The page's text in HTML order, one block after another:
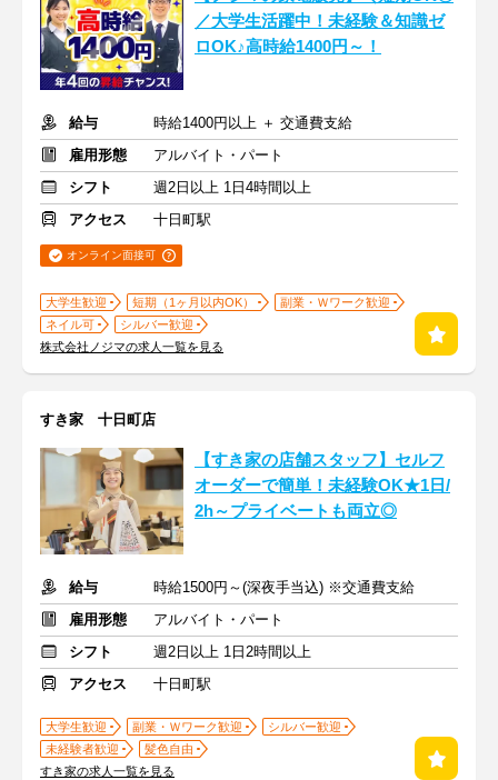
／大学生活躍中！未経験＆知識ゼ
ロOK♪高時給1400円～！
給与
時給1400円以上 ＋ 交通費支給
雇用形態
アルバイト・パート
シフト
週2日以上 1日4時間以上
アクセス
十日町駅
オンライン面接可
大学生歓迎 短期（1ヶ月以内OK）
副業・Ｗワーク歓迎
ネイル可
シルバー歓迎
株式会社ノジマの求人一覧を見る
すき家 十日町店
【すき家の店舗スタッフ】セルフ
オーダーで簡単！未経験OK★1日/
2h～プライベートも両立◎
給与
時給1500円～(深夜手当込) ※交通費支給
雇用形態
アルバイト・パート
シフト
週2日以上 1日2時間以上
アクセス
十日町駅
大学生歓迎 副業・Ｗワーク歓迎
シルバー歓迎
未経験者歓迎
髪色自由
すき家の求人一覧を見る